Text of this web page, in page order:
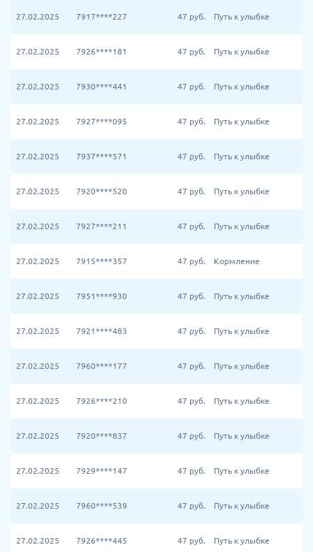
27.02.2025 7917****227 47 руб. Путь к улыбке
27.02.2025 7926****181 47 руб. Путь к улыбке
27.02.2025 7930****441 47 руб. Путь к улыбке
27.02.2025 7927****095 47 руб. Путь к улыбке
27.02.2025 7937****571 47 руб. Путь к улыбке
27.02.2025 7920****520 47 руб. Путь к улыбке
27.02.2025 7927****211 47 руб. Путь к улыбке
27.02.2025 7915****357 47 руб. Кормление
27.02.2025 7951****930 47 руб. Путь к улыбке
27.02.2025 7921****483 47 руб. Путь к улыбке
27.02.2025 7960****177 47 руб. Путь к улыбке
27.02.2025 7926****210 47 руб. Путь к улыбке
27.02.2025 7920****837 47 руб. Путь к улыбке
27.02.2025 7929****147 47 руб. Путь к улыбке
27.02.2025 7960****539 47 руб. Путь к улыбке
27.02.2025 7926****445 47 руб. Путь к улыбке